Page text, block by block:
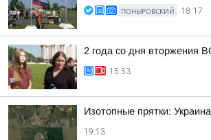
ПОНЫРОВСКИЙ 18:17
2 года со дня вторжения
15:53
Изотопные прятки:
19:13